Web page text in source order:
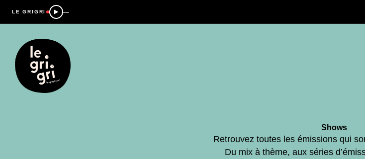
LE GRIGRI —
Shows
Retrouvez toutes les émissions qui
Du mix à thème, aux séries